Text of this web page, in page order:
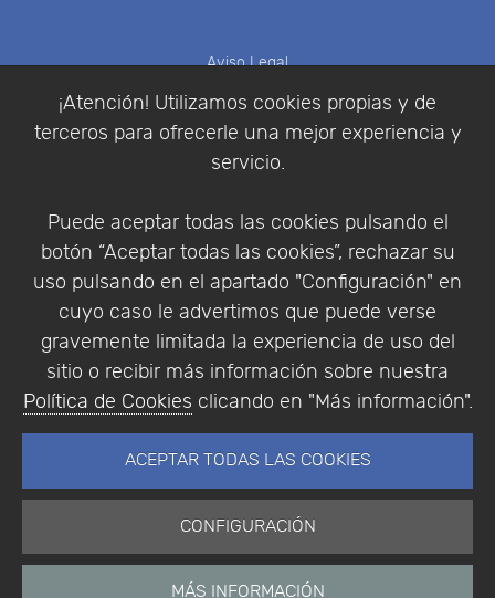
¡Atención! Utilizamos cookies propias y de
terceros para ofrecerle una mejor experiencia y
servicio.
Puede aceptar todas las cookies pulsando el
botón “Aceptar todas las cookies”, rechazar su
uso pulsando en el apartado "Configuración" en
cuyo caso le advertimos que puede verse
gravemente limitada la experiencia de uso del
sitio o recibir más información sobre nuestra
Política de Cookies clicando en "Más información".
ACEPTAR TODAS LAS COOKIES
CONFIGURACIÓN
MÁS INFORMACIÓN
Aviso Legal
Política de Privacidad
Condiciones de compra
Identificarse
Empresa|Aviso Legal| Política de Privacidad |
Política de Cookies
© Copyright 1994 - 2026. Addlink Software
Científico, S.L.
Portugal.